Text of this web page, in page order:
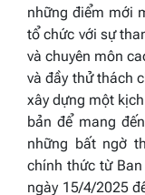
những điểm mới
tổ chức với sự
và chuyên môn
và đầy thử thách
xây dựng một
bản để mang
những bất ngờ
chính thức từ
ngày 15/4/2025